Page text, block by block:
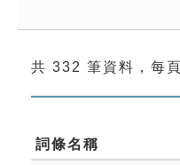
成語故事
索引選單
單字索引
共 332 筆資料，每
詞條名稱